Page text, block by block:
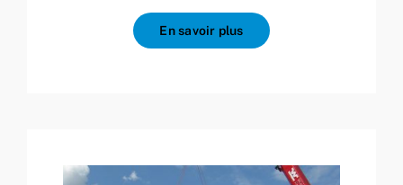
En savoir plus